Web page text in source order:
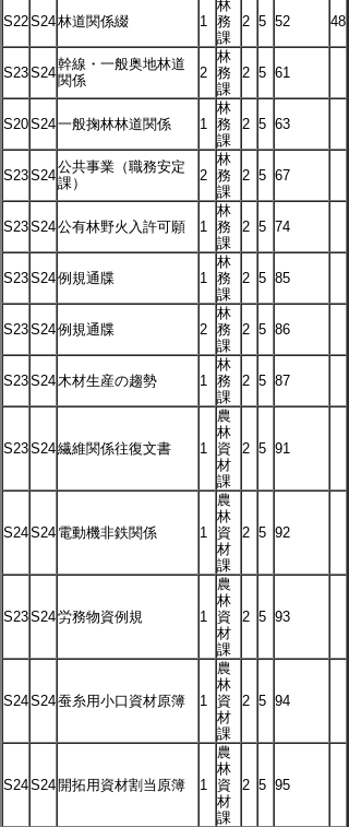
S22S24林道関係綴 1
林
務
課
2 5 52 48
S23S24
幹線・一般奥地林道
関係
2
林
務
課
2 5 61
S20S24一般掬林林道関係 1
林
務
課
2 5 63
S23S24
公共事業（職務安定
課）
2
林
務
課
2 5 67
S23S24公有林野火入許可願 1
林
務
課
2 5 74
S23S24例規通牒 1
林
務
課
2 5 85
S23S24例規通牒 2
林
務
課
2 5 86
S23S24木材生産の趨勢 1
林
務
課
2 5 87
S23S24繊維関係往復文書 1
農
林
資
材
課
2 5 91
S24S24 電動機非鉄関係 1
農
林
資
材
課
2 5 92
S23S24労務物資例規 1
農
林
資
材
課
2 5 93
S24S24蚕糸用小口資材原簿 1
農
林
資
材
課
2 5 94
S24S24 開拓用資材割当原簿 1
農
林
資
材
課
2 5 95